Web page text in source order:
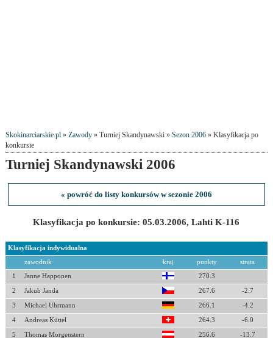
Skokinarciarskie.pl» Zawody» Turniej Skandynawski » Sezon 2006» Klasyfikacja po
konkursie
Turniej Skandynawski 2006
« powróć do listy konkursów w sezonie 2006
Klasyfikacja po konkursie: 05.03.2006, Lahti K-116
Klasyfikacja indywidualna
zawodnik kraj punkty strata
1 Janne Happonen 270.3
2 Jakub Janda 267.6 -2.7
3 Michael Uhrmann 266.1 -4.2
4 Andreas Küttel 264.3 -6.0
5 Thomas Morgenstern 256.6 -13.7